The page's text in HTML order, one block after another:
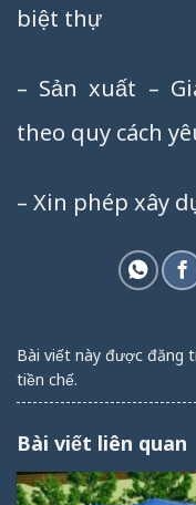
biệt thự
– Sản xuất –
theo quy cách
– Xin phép xây
Bài viết này được đăng
tiền chế.
Bài viết liên quan